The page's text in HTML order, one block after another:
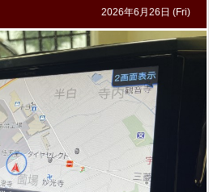
2026年6月26日 (Fri)